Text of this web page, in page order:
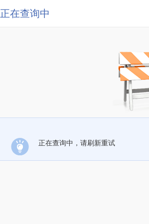
正在查询中
正在查询中，请刷新重试